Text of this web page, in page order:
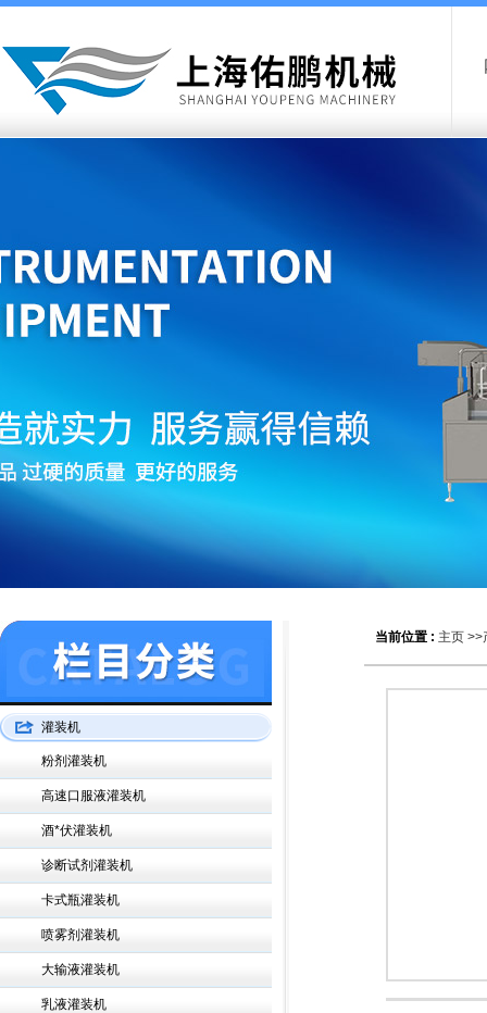
当前位置 : 主页 >>
灌装机
粉剂灌装机
高速口服液灌装机
酒*伏灌装机
诊断试剂灌装机
卡式瓶灌装机
喷雾剂灌装机
大输液灌装机
乳液灌装机